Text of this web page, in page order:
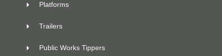
Platforms
Trailers
Public Works Tippers